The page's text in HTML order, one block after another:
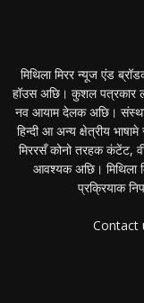
मिथिला मिरर न्यूज एंड
हॉउस अछि। कुशल पत्रकार
नव आयाम देलक अछि।
हिन्दी आ अन्य क्षेत्रीय
मिररसँ कोनो तरहक कंटेंट,
आवश्यक अछि। मिथिला
प्रक्रियाक
Contact